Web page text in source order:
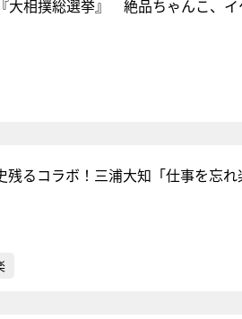
大相撲総選挙』 絶品ちゃんこ、イ
残るコラボ！三浦大知「仕事を忘れ